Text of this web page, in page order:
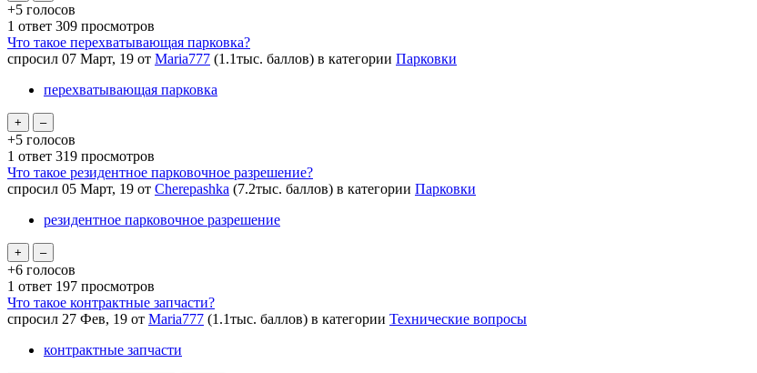
+5 голосов
1 ответ 309 просмотров
Что такое перехватывающая парковка?
спросил 07 Март, 19 от Maria777 (1.1тыс. баллов) в категории Парковки
перехватывающая парковка
+5 голосов
1 ответ 319 просмотров
Что такое резидентное парковочное разрешение?
спросил 05 Март, 19 от Cherepashka (7.2тыс. баллов) в категории Парковки
резидентное парковочное разрешение
+6 голосов
1 ответ 197 просмотров
Что такое контрактные запчасти?
спросил 27 Фев, 19 от Maria777 (1.1тыс. баллов) в категории Технические вопросы
контрактные запчасти